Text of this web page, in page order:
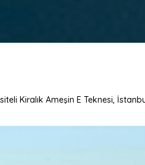
Kiralık Ameşin E Teknesi,